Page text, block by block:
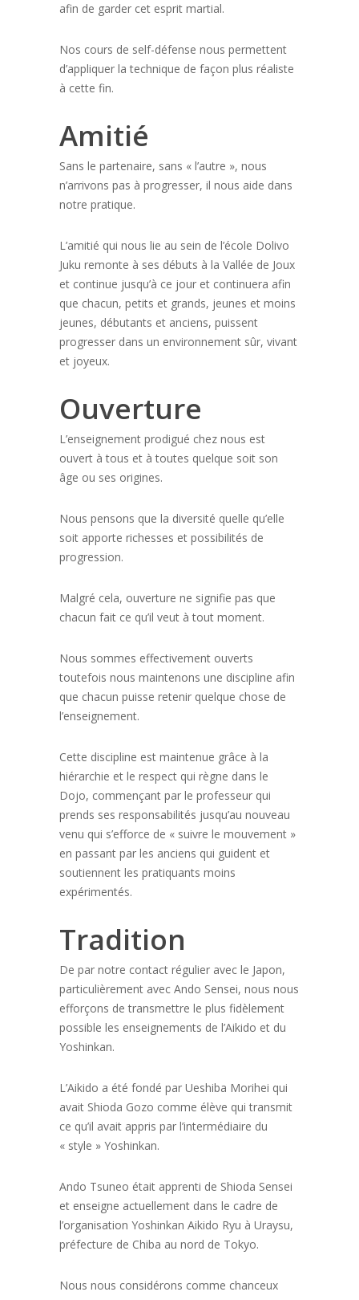
afin de garder cet esprit martial.
Nos cours de self-défense nous permettent
d’appliquer la technique de façon plus réaliste
à cette fin.
Amitié
Sans le partenaire, sans « l’autre », nous
n’arrivons pas à progresser, il nous aide dans
notre pratique.
L’amitié qui nous lie au sein de l’école Dolivo
Juku remonte à ses débuts à la Vallée de Joux
et continue jusqu’à ce jour et continuera afin
que chacun, petits et grands, jeunes et moins
jeunes, débutants et anciens, puissent
progresser dans un environnement sûr, vivant
et joyeux.
Ouverture
L’enseignement prodigué chez nous est
ouvert à tous et à toutes quelque soit son
âge ou ses origines.
Nous pensons que la diversité quelle qu’elle
soit apporte richesses et possibilités de
progression.
Malgré cela, ouverture ne signifie pas que
chacun fait ce qu’il veut à tout moment.
Nous sommes effectivement ouverts
toutefois nous maintenons une discipline afin
que chacun puisse retenir quelque chose de
l’enseignement.
Cette discipline est maintenue grâce à la
hiérarchie et le respect qui règne dans le
Dojo, commençant par le professeur qui
prends ses responsabilités jusqu’au nouveau
venu qui s’efforce de « suivre le mouvement »
en passant par les anciens qui guident et
soutiennent les pratiquants moins
expérimentés.
Tradition
De par notre contact régulier avec le Japon,
particulièrement avec Ando Sensei, nous nous
efforçons de transmettre le plus fidèlement
possible les enseignements de l’Aikido et du
Yoshinkan.
L’Aikido a été fondé par Ueshiba Morihei qui
avait Shioda Gozo comme élève qui transmit
ce qu’il avait appris par l’intermédiaire du
« style » Yoshinkan.
Ando Tsuneo était apprenti de Shioda Sensei
et enseigne actuellement dans le cadre de
l’organisation Yoshinkan Aikido Ryu à Uraysu,
préfecture de Chiba au nord de Tokyo.
Nous nous considérons comme chanceux